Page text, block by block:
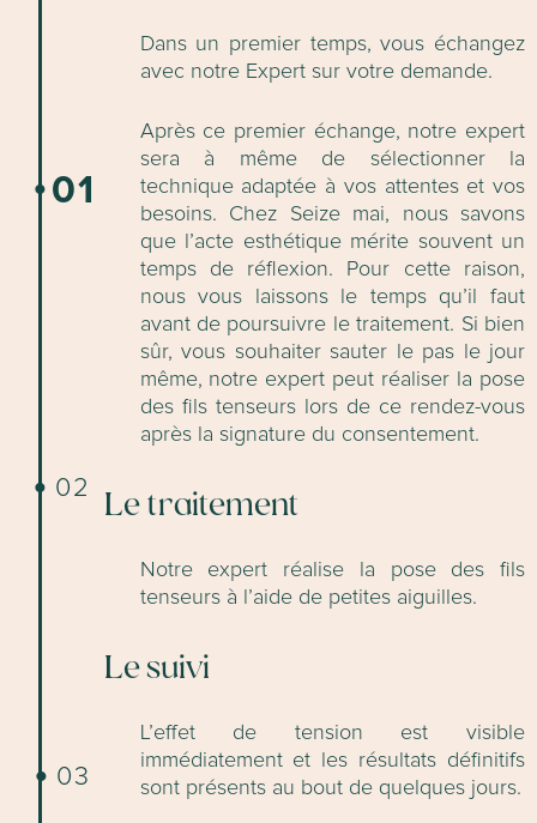
01
02
03
Dans un premier temps, vous échangez
avec notre Expert sur votre demande.
Après ce premier échange, notre expert
sera à même de sélectionner la
technique adaptée à vos attentes et vos
besoins. Chez Seize mai, nous savons
que l’acte esthétique mérite souvent un
temps de réflexion. Pour cette raison,
nous vous laissons le temps qu’il faut
avant de poursuivre le traitement. Si bien
sûr, vous souhaiter sauter le pas le jour
même, notre expert peut réaliser la pose
des fils tenseurs lors de ce rendez-vous
après la signature du consentement.
Le traitement
Notre expert réalise la pose des fils
tenseurs à l’aide de petites aiguilles.
Le suivi
L’effet de tension est visible
immédiatement et les résultats définitifs
sont présents au bout de quelques jours.